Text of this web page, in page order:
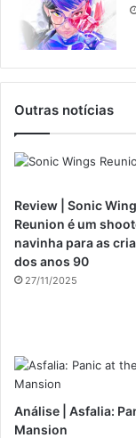
Outras notícias
Review | Sonic
Reunion é um
navinha para as
dos anos 90
27/11/2025
Análise | Asfalia:
Mansion